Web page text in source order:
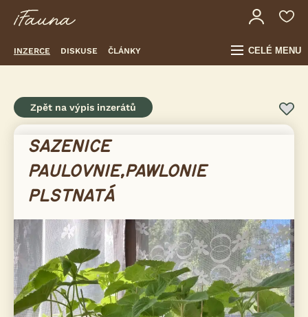
INZERCE DISKUSE ČLÁNKY CELÉ MENU
Zpět na výpis inzerátů
SAZENICE
PAULOVNIE,PAWLONIE
PLSTNATÁ